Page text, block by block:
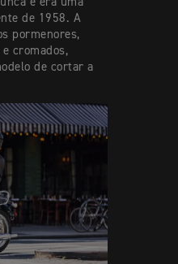
de 1958. A
pormenores,
cromados,
de cortar a